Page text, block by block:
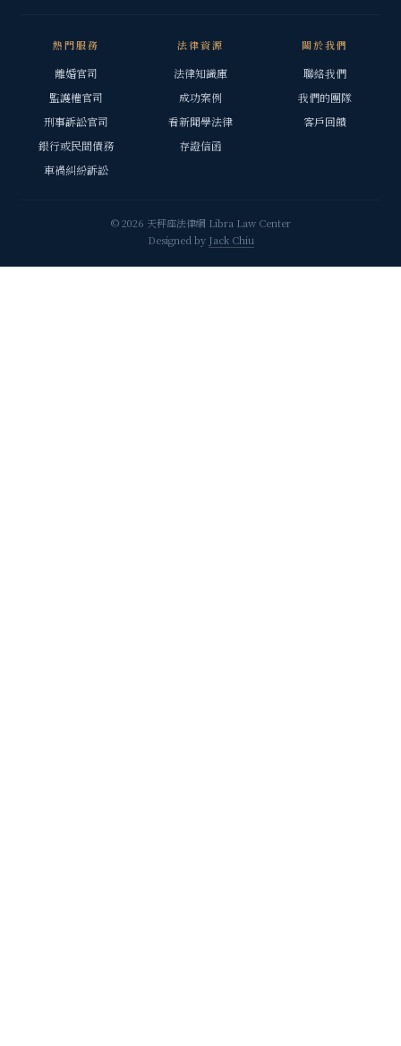
熱門服務
離婚官司
監護權官司
刑事訴訟官司
銀行或民間債務
車禍糾紛訴訟
法律資源
法律知識庫
成功案例
看新聞學法律
存證信函
關於我們
聯絡我們
我們的團隊
客戶回饋
© 2026 天秤座法律網 Libra Law Center
Designed by Jack Chiu